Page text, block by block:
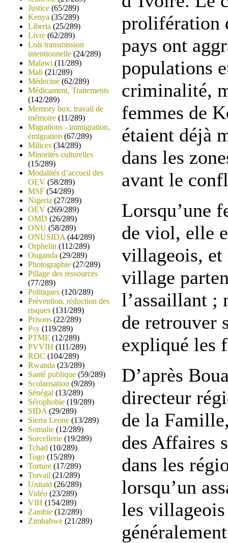
Justice (65/289)
Kenya (35/289)
Liberia (25/289)
Livre (62/289)
Lois transmission
intentionnelle (24/289)
Malawi (11/289)
Mali (21/289)
Médecine (62/289)
Médicament, Traitements
(142/289)
Memory box, travail de
mémoire (11/289)
Migrations - immigration,
émigration (67/289)
Milices (34/289)
Minorités culturelles
(15/289)
Modalités d’accueil des
OEV (58/289)
MSF (54/289)
Nigeria (27/289)
OEV (269/289)
OMD (26/289)
ONU (58/289)
ONUSIDA (44/289)
Orphelin (112/289)
Ouganda (29/289)
Photographie (27/289)
Pillage des ressources
(77/289)
Politiques (120/289)
Prévention, réduction des
risques (131/289)
Prisons (22/289)
Psy (119/289)
PTME (12/289)
PVVIH (111/289)
RDC (104/289)
Rwanda (23/289)
Santé publique (59/289)
Scolarisation (9/289)
Sénégal (13/289)
Sérophobie (19/289)
SIDA (29/289)
Sierra Leone (13/289)
Somalie (12/289)
Sorcellerie (19/289)
Tchad (10/289)
Togo (15/289)
Torture (17/289)
Travail (21/289)
Unitaid (26/289)
Vidéo (23/289)
VIH (154/289)
Zambie (12/289)
Zimbabwe (21/289)
prolifération
pays ont
populations
criminalité,
femmes de
étaient déjà
dans les
avant le
Lorsqu’une
de viol, elle
villageois, et
village
l’assaillant
de retrouver
expliqué les
D’après
directeur
de la
des Affaires
dans les
lorsqu’un
les